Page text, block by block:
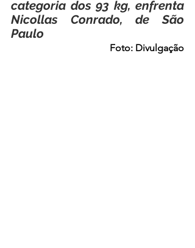
categoria dos 93 kg, enfrenta
Nicollas Conrado, de São
Paulo
Foto: Divulgação